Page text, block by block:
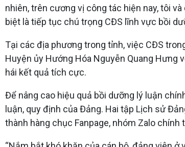
nhiên, trên cương vị công tác hiện nay, tôi
biệt là tiếp tục chú trọng CĐS lĩnh vực bồi
Tại các địa phương trong tỉnh, việc CĐS
Huyện ủy Hướng Hóa Nguyễn Quang Hưng
hái kết quả tích cực.
Để nâng cao hiệu quả bồi dưỡng lý luận
luận, quy định của Đảng. Hai tập Lịch sử
thành hàng chục Fanpage, nhóm Zalo chính